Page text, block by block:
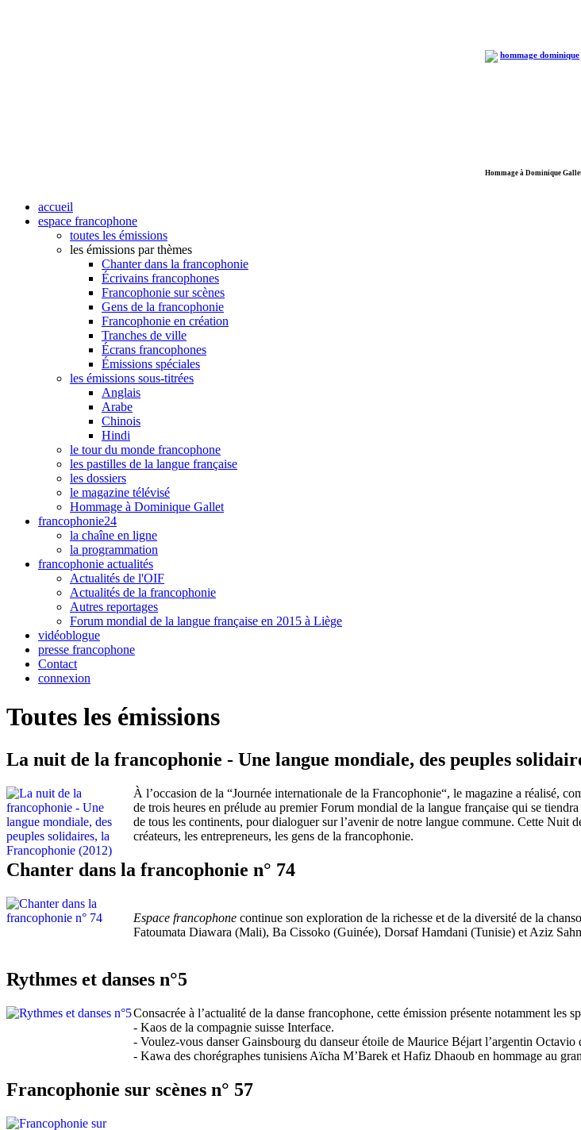
Hommage à Dominique
accueil
espace francophone
toutes les émissions
les émissions par thèmes
Chanter dans la francophonie
Écrivains francophones
Francophonie sur scènes
Gens de la francophonie
Francophonie en création
Tranches de ville
Écrans francophones
Émissions spéciales
les émissions sous-titrées
Anglais
Arabe
Chinois
Hindi
le tour du monde francophone
les pastilles de la langue française
les dossiers
le magazine télévisé
Hommage à Dominique Gallet
francophonie24
la chaîne en ligne
la programmation
francophonie actualités
Actualités de l'OIF
Actualités de la francophonie
Autres reportages
Forum mondial de la langue française en 2015 à Liège
vidéoblogue
presse francophone
Contact
connexion
Toutes les émissions
La nuit de la francophonie - Une langue mondiale, des peuples
À l’occasion de la “Journée internationale de la Francophonie“, le magazine a réalisé,
de trois heures en prélude au premier Forum mondial de la langue française qui se
de tous les continents, pour dialoguer sur l’avenir de notre langue commune. Cette Nuit
créateurs, les entrepreneurs, les gens de la francophonie.
Chanter dans la francophonie n° 74
Espace francophone continue son exploration de la richesse et de la diversité de la
Fatoumata Diawara (Mali), Ba Cissoko (Guinée), Dorsaf Hamdani (Tunisie) et Aziz
Rythmes et danses n°5
Consacrée à l’actualité de la danse francophone, cette émission présente notamment les
- Kaos de la compagnie suisse Interface.
- Voulez-vous danser Gainsbourg du danseur étoile de Maurice Béjart l’argentin Octavio
- Kawa des chorégraphes tunisiens Aïcha M’Barek et Hafiz Dhaoub en hommage au
Francophonie sur scènes n° 57